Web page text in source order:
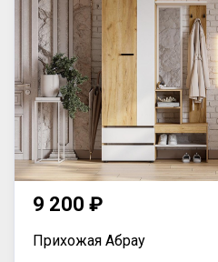
9 200 ₽
Прихожая Абрау